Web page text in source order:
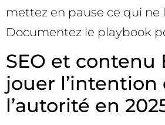
mettez en pause ce qui ne
Documentez le playbook
SEO et contenu
jouer l’intention
l’autorité en